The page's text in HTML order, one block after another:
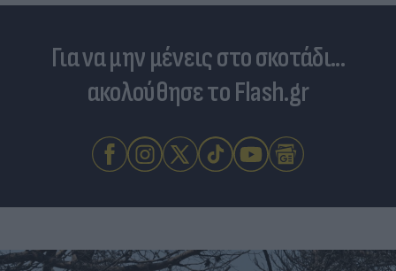
Για να μην μένεις στο σκοτάδι...
ακολούθησε το Flash.gr